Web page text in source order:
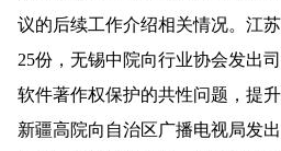
议的后续工作介绍相关情况。江
25份，无锡中院向行业协会发出
软件著作权保护的共性问题，提
新疆高院向自治区广播电视局发